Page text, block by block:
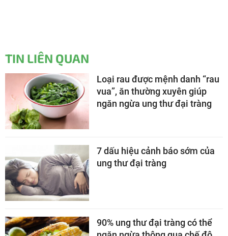
TIN LIÊN QUAN
Loại rau được mệnh danh “rau
vua”, ăn thường xuyên giúp
ngăn ngừa ung thư đại tràng
7 dấu hiệu cảnh báo sớm của
ung thư đại tràng
90% ung thư đại tràng có thể